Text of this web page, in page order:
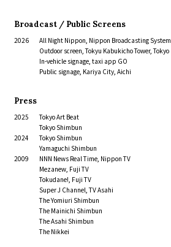
Broadcast / Public Screens
2026
All Night Nippon, Nippon Broadcasting System
Outdoor screen, Tokyu Kabukicho Tower, Tokyo
In-vehicle signage, taxi app GO
Public signage, Kariya City, Aichi
Press
2025
Tokyo Art Beat
Tokyo Shimbun
2024
Tokyo Shimbun
Yamaguchi Shimbun
2009
NNN News Real Time, Nippon TV
Mezanew, Fuji TV
Tokudane!, Fuji TV
Super J Channel, TV Asahi
The Yomiuri Shimbun
The Mainichi Shimbun
The Asahi Shimbun
The Nikkei